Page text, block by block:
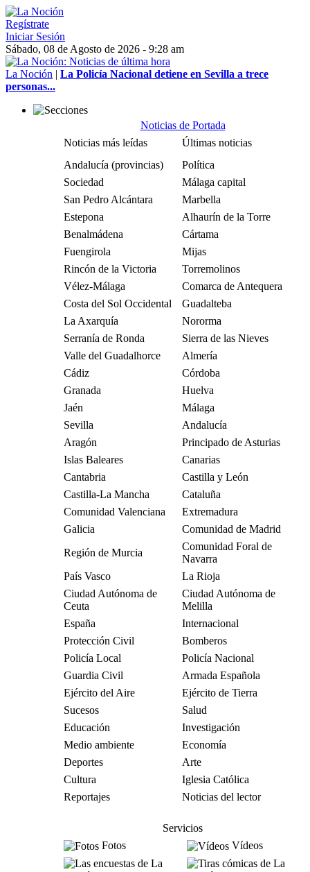
Regístrate
Iniciar Sesión
Sábado, 08 de Agosto de 2026 - 9:28 am
La Noción | La Policía Nacional detiene en Sevilla a trece
personas...
Noticias de Portada
Noticias más leídas
Últimas noticias
Andalucía (provincias)
Política
Sociedad
Málaga capital
San Pedro Alcántara
Marbella
Estepona
Alhaurín de la Torre
Benalmádena
Cártama
Fuengirola
Mijas
Rincón de la Victoria
Torremolinos
Vélez-Málaga
Comarca de Antequera
Costa del Sol Occidental
Guadalteba
La Axarquía
Nororma
Serranía de Ronda
Sierra de las Nieves
Valle del Guadalhorce
Almería
Cádiz
Córdoba
Granada
Huelva
Jaén
Málaga
Sevilla
Andalucía
Aragón
Principado de Asturias
Islas Baleares
Canarias
Cantabria
Castilla y León
Castilla-La Mancha
Cataluña
Comunidad Valenciana
Extremadura
Galicia
Comunidad de Madrid
Región de Murcia
Comunidad Foral de
Navarra
País Vasco
La Rioja
Ciudad Autónoma de
Ceuta
Ciudad Autónoma de
Melilla
España
Internacional
Protección Civil
Bomberos
Policía Local
Policía Nacional
Guardia Civil
Armada Española
Ejército del Aire
Ejército de Tierra
Sucesos
Salud
Educación
Investigación
Medio ambiente
Economía
Deportes
Arte
Cultura
Iglesia Católica
Reportajes
Noticias del lector
Servicios
Fotos
Vídeos